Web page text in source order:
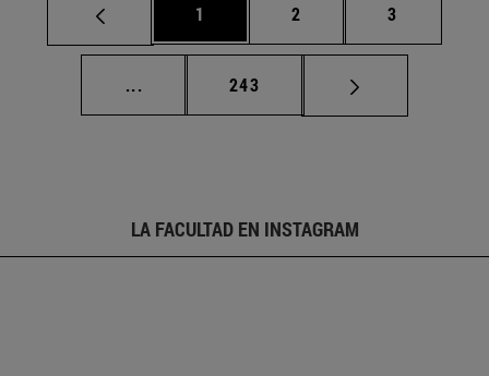
Página
1 Página
2 Página
3
... Páginas intermedias Use TAB para
Página
243
LA FACULTAD EN INSTAGRAM